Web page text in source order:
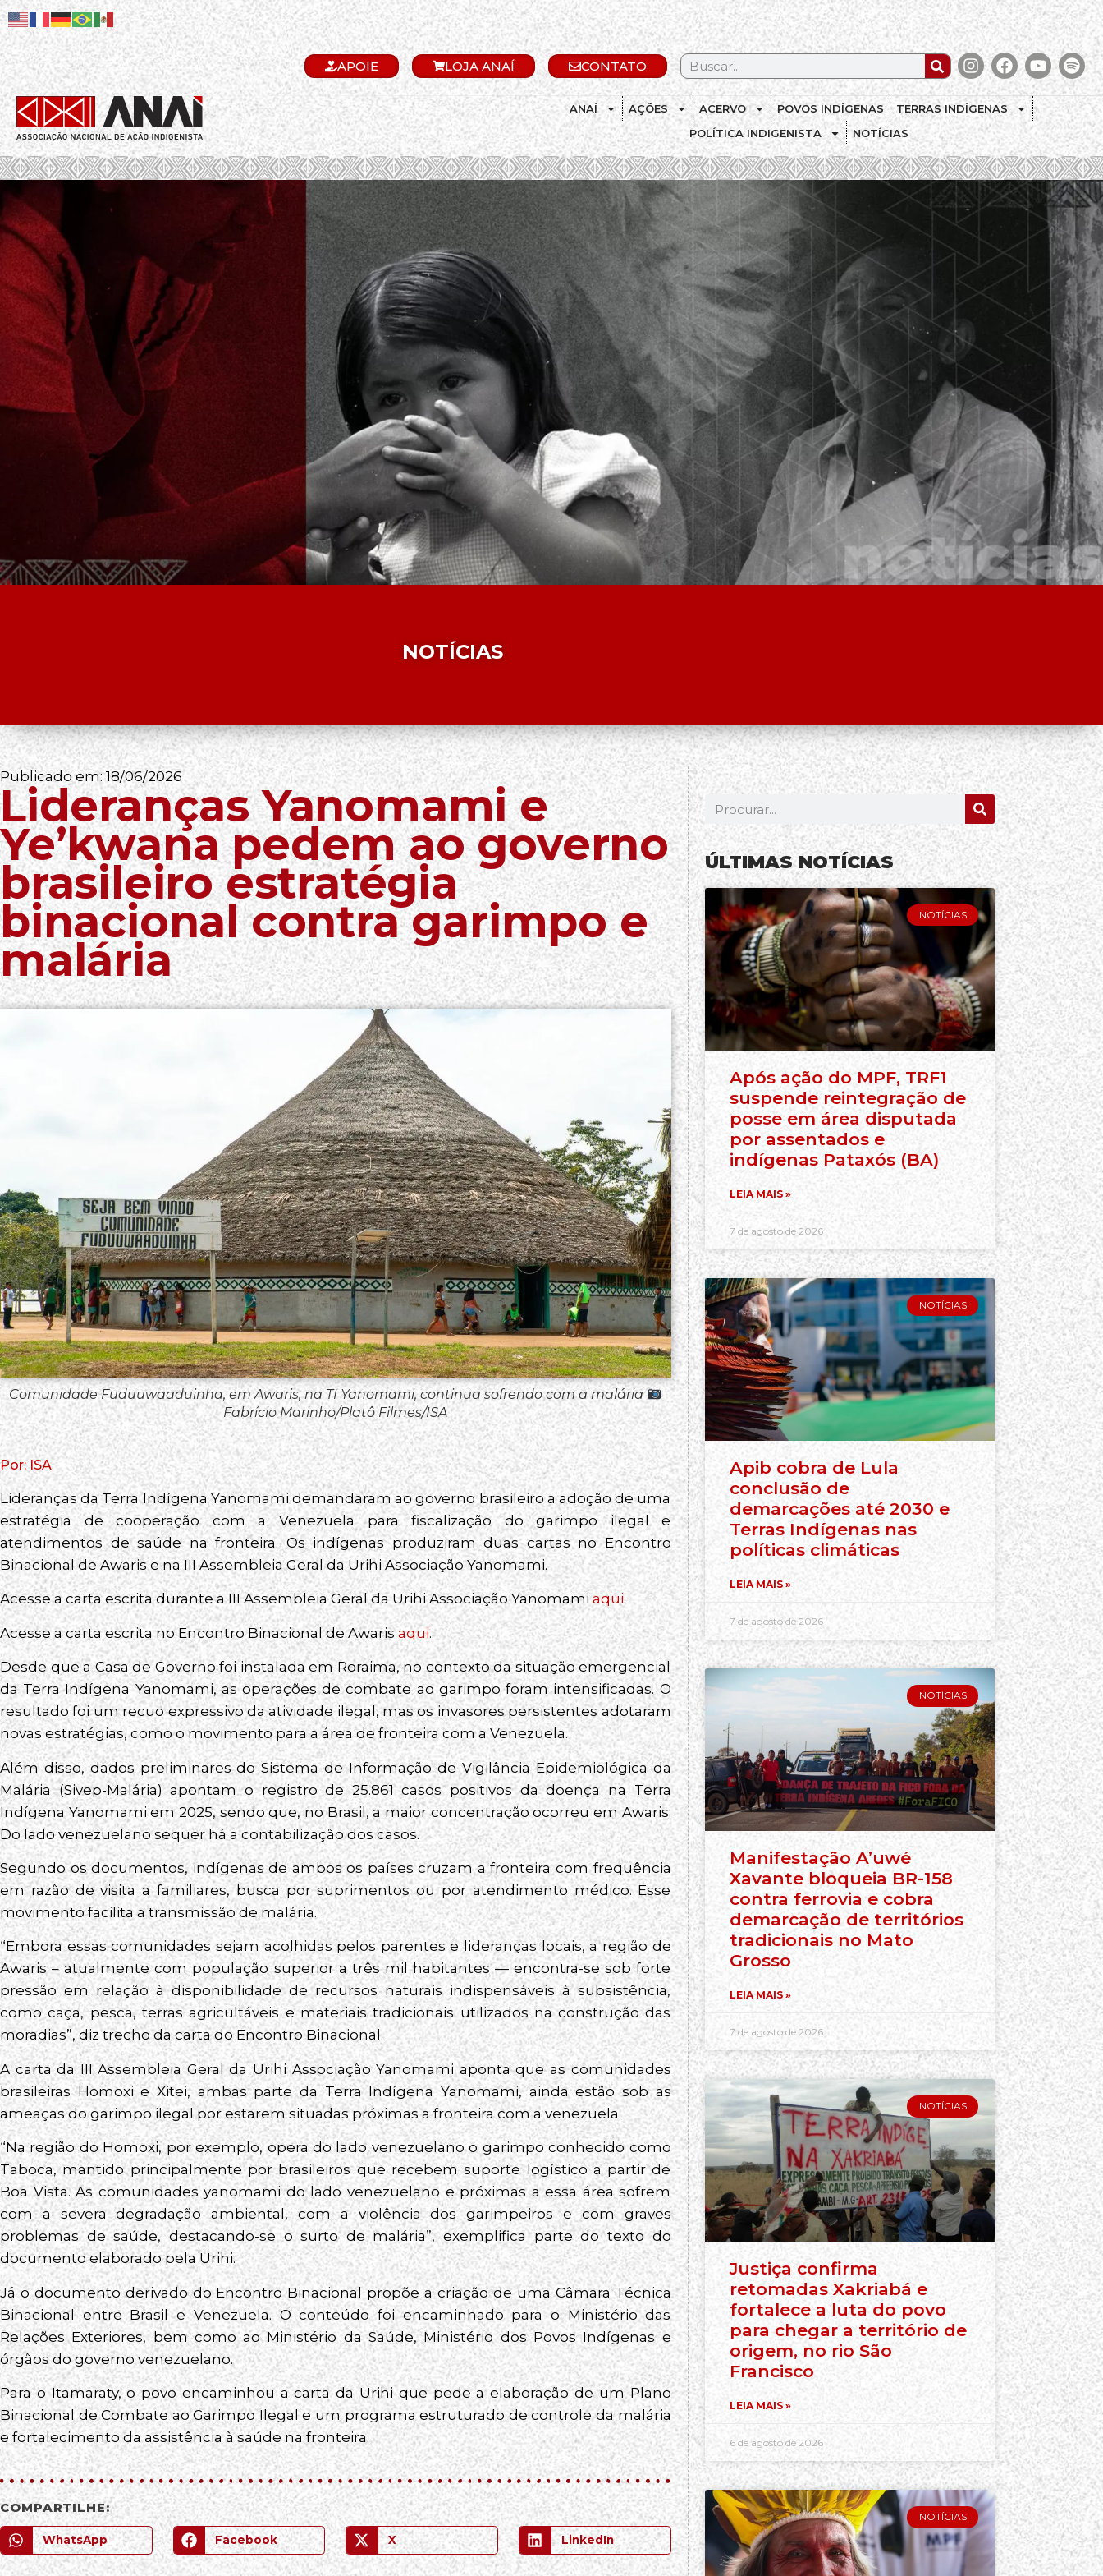
APOIE LOJA ANAÍ CONTATO
ANAÍ AÇÕES ACERVO POVOS INDÍGENAS
TERRAS INDÍGENAS
POLÍTICA INDIGENISTA
NOTÍCIAS
.
NOTÍCIAS
Publicado em:18/06/2026
Lideranças Yanomami e
Ye’kwana pedem ao governo
brasileiro estratégia
binacional contra garimpo e
malária
Comunidade Fuduuwaaduinha, em Awaris, na TI Yanomami, continua sofrendo com a malária
Fabrício Marinho/Platô Filmes/ISA
Por: ISA
Lideranças da Terra Indígena Yanomami demandaram ao governo brasileiro a adoção de uma
estratégia de cooperação com a Venezuela para fiscalização do garimpo ilegal e
atendimentos de saúde na fronteira. Os indígenas produziram duas cartas no Encontro
Binacional de Awaris e na III Assembleia Geral da Urihi Associação Yanomami.
Acesse a carta escrita durante a III Assembleia Geral da Urihi Associação Yanomami aqui.
Acesse a carta escrita no Encontro Binacional de Awarisaqui.
Desde que a Casa de Governo foi instalada em Roraima, no contexto da situação emergencial
da Terra Indígena Yanomami, as operações de combate ao garimpo foram intensificadas. O
resultado foi um recuo expressivo da atividade ilegal, mas os invasores persistentes adotaram
novas estratégias, como o movimento para a área de fronteira com a Venezuela.
Além disso, dados preliminares do Sistema de Informação de Vigilância Epidemiológica da
Malária (Sivep-Malária) apontam o registro de 25.861 casos positivos da doença na Terra
Indígena Yanomami em 2025, sendo que, no Brasil, a maior concentração ocorreu em Awaris.
Do lado venezuelano sequer há a contabilização dos casos.
Segundo os documentos, indígenas de ambos os países cruzam a fronteira com frequência
em razão de visita a familiares, busca por suprimentos ou por atendimento médico. Esse
movimento facilita a transmissão de malária.
“Embora essas comunidades sejam acolhidas pelos parentes e lideranças locais, a região de
Awaris – atualmente com população superior a três mil habitantes — encontra-se sob forte
pressão em relação à disponibilidade de recursos naturais indispensáveis à subsistência,
como caça, pesca, terras agricultáveis e materiais tradicionais utilizados na construção das
moradias”, diz trecho da carta do Encontro Binacional.
A carta da III Assembleia Geral da Urihi Associação Yanomami aponta que as comunidades
brasileiras Homoxi e Xitei, ambas parte da Terra Indígena Yanomami, ainda estão sob as
ameaças do garimpo ilegal por estarem situadas próximas a fronteira com a venezuela.
“Na região do Homoxi, por exemplo, opera do lado venezuelano o garimpo conhecido como
Taboca, mantido principalmente por brasileiros que recebem suporte logístico a partir de
Boa Vista. As comunidades yanomami do lado venezuelano e próximas a essa área sofrem
com a severa degradação ambiental, com a violência dos garimpeiros e com graves
problemas de saúde, destacando-se o surto de malária”, exemplifica parte do texto do
documento elaborado pela Urihi.
Já o documento derivado do Encontro Binacional propõe a criação de uma Câmara Técnica
Binacional entre Brasil e Venezuela. O conteúdo foi encaminhado para o Ministério das
Relações Exteriores, bem como ao Ministério da Saúde, Ministério dos Povos Indígenas e
órgãos do governo venezuelano.
Para o Itamaraty, o povo encaminhou a carta da Urihi que pede a elaboração de um Plano
Binacional de Combate ao Garimpo Ilegal e um programa estruturado de controle da malária
e fortalecimento da assistência à saúde na fronteira.
COMPARTILHE:
WhatsApp Facebook X LinkedIn
ÚLTIMAS NOTÍCIAS
NOTÍCIAS
Após ação do MPF, TRF1
suspende reintegração de
posse em área disputada
por assentados e
indígenas Pataxós (BA)
LEIA MAIS »
7 de agosto de 2026
NOTÍCIAS
Apib cobra de Lula
conclusão de
demarcações até 2030 e
Terras Indígenas nas
políticas climáticas
LEIA MAIS »
7 de agosto de 2026
NOTÍCIAS
Manifestação A’uwé
Xavante bloqueia BR-158
contra ferrovia e cobra
demarcação de territórios
tradicionais no Mato
Grosso
LEIA MAIS »
7 de agosto de 2026
NOTÍCIAS
Justiça confirma
retomadas Xakriabá e
fortalece a luta do povo
para chegar a território de
origem, no rio São
Francisco
LEIA MAIS »
6 de agosto de 2026
NOTÍCIAS